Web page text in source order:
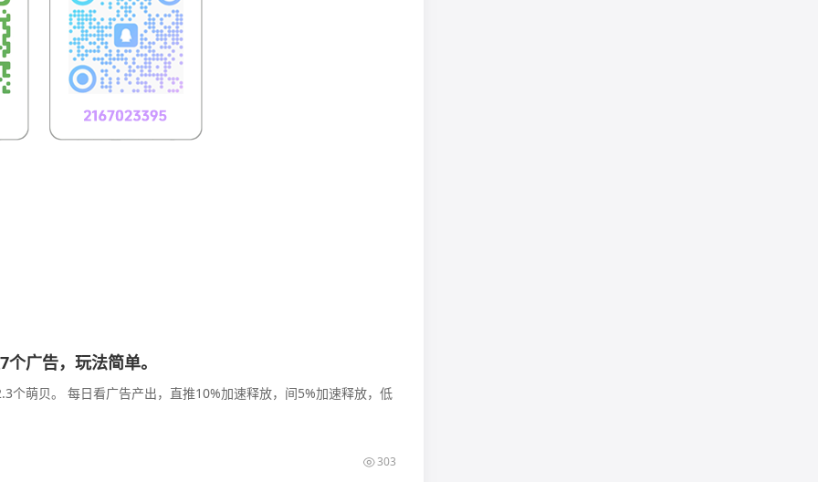
广告，玩法简单。
个萌贝。 每日看广告产出，直推10%加速释放，间5%加速释放，低
303